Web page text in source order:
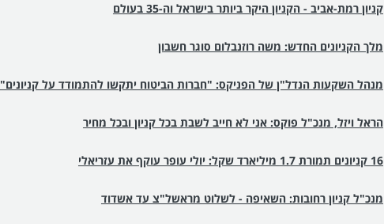
קניון רמת-אביב - הקניון היקר ביותר בישראל וה-35 בעולם
מלך הקניונים החדש: משה רוזנבלום סוגר חשבון
מנהל השקעות הנדל"ן של הפניקס: "חברות הביטוח יתקשו להתמודד על קניונים"
הראל ויזל, מנכ"ל פוקס: אני לא חייב לשבת בכל קניון ובכל מחיר
16 קניונים תמורת 1.7 מיליארד שקל: יולי עופר עוקף את עזריאלי
מנכ"ל קניון רחובות: השאיפה - לשלוט מראשל"צ עד אשדוד